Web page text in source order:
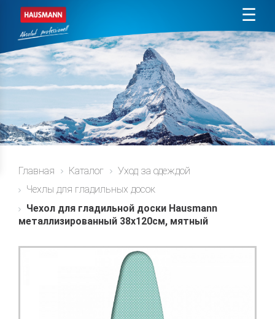
☰
Главная Каталог
Уход за одеждой
Чехлы для гладильных досок
Чехол для гладильной доски Hausmann
металлизированный 38x120см, мятный